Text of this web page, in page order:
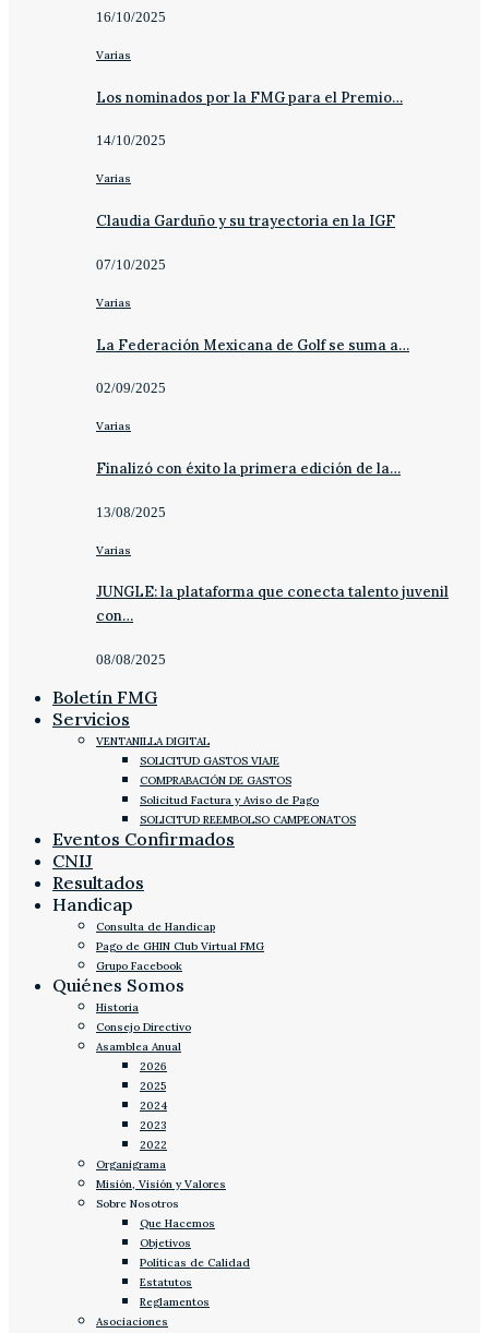
16/10/2025
Varias
Los nominados por la FMG para el Premio…
14/10/2025
Varias
Claudia Garduño y su trayectoria en la IGF
07/10/2025
Varias
La Federación Mexicana de Golf se suma a…
02/09/2025
Varias
Finalizó con éxito la primera edición de la…
13/08/2025
Varias
JUNGLE: la plataforma que conecta talento juvenil
con…
08/08/2025
Boletín FMG
Servicios
VENTANILLA DIGITAL
SOLICITUD GASTOS VIAJE
COMPRABACIÓN DE GASTOS
Solicitud Factura y Aviso de Pago
SOLICITUD REEMBOLSO CAMPEONATOS
Eventos Confirmados
CNIJ
Resultados
Handicap
Consulta de Handicap
Pago de GHIN Club Virtual FMG
Grupo Facebook
Quiénes Somos
Historia
Consejo Directivo
Asamblea Anual
2026
2025
2024
2023
2022
Organigrama
Misión, Visión y Valores
Sobre Nosotros
Que Hacemos
Objetivos
Políticas de Calidad
Estatutos
Reglamentos
Asociaciones